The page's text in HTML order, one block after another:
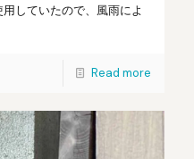
していたので、風雨によ
Read more